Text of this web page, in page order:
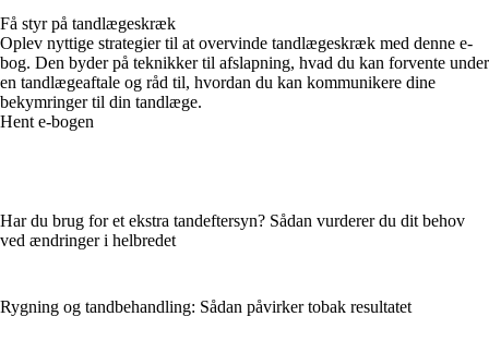
Få styr på tandlægeskræk
Oplev nyttige strategier til at overvinde tandlægeskræk med denne e-
bog. Den byder på teknikker til afslapning, hvad du kan forvente under
en tandlægeaftale og råd til, hvordan du kan kommunikere dine
bekymringer til din tandlæge.
Hent e-bogen
Har du brug for et ekstra tandeftersyn? Sådan vurderer du dit behov
ved ændringer i helbredet
Rygning og tandbehandling: Sådan påvirker tobak resultatet